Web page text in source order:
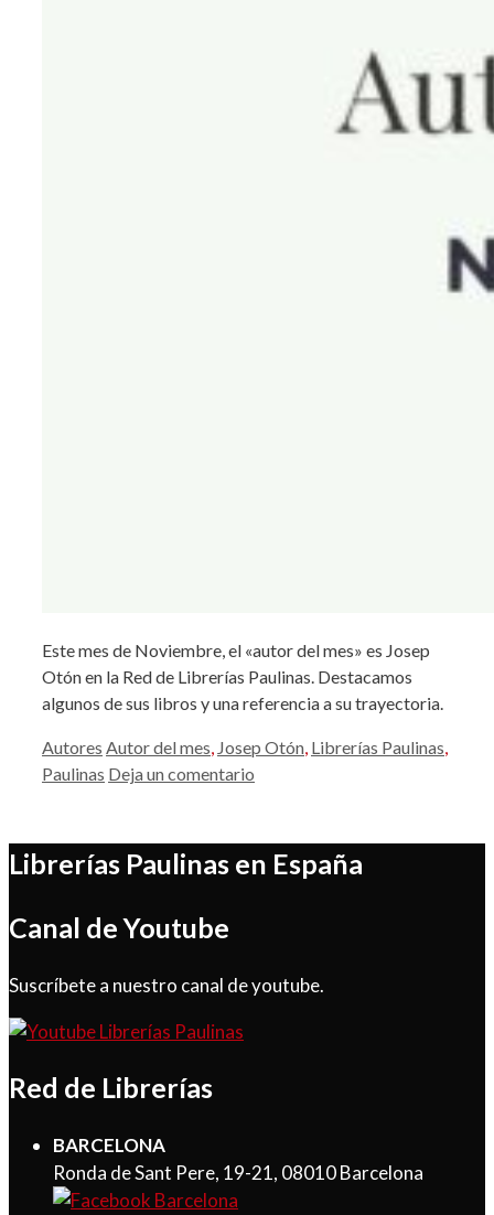
Este mes de Noviembre, el «autor del mes» es Josep
Otón en la Red de Librerías Paulinas. Destacamos
algunos de sus libros y una referencia a su trayectoria.
Categorías
Autores Etiquetas
Autor del mes, Josep Otón, Librerías Paulinas,
Paulinas Deja un comentario
Librerías Paulinas en España
Canal de Youtube
Suscríbete a nuestro canal de youtube.
Red de Librerías
BARCELONA
Ronda de Sant Pere, 19-21, 08010 Barcelona